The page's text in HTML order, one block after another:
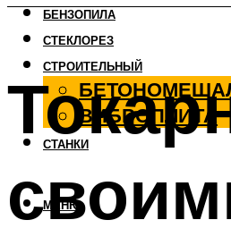
БЕНЗОПИЛА
СТЕКЛОРЕЗ
СТРОИТЕЛЬНЫЙ
ВИБРОПЛИТА
СТАНКИ
МЕНЮ